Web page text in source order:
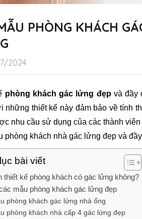
PHÒNG KHÁCH
2024
phòng khách gác lửng đẹpvà đầy
những thiết kế này đảm bảo về tính
nhu cầu sử dụng của các thành
phòng khách nhà gác lửng đẹp và
bài viết
thiết kế phòng khách có gác lửng không?
mẫu phòng khách gác lửng đẹp
phòng khách gác lửng nhà ống
phòng khách nhà cấp 4 gác lửng đẹp